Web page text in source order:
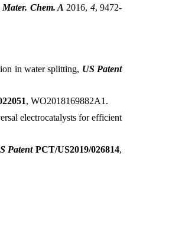
Mater. Chem. A 2016, 4, 9472-
in water splitting, US Patent
, WO2018169882A1.
electrocatalysts for efficient
PatentPCT/US2019/026814,